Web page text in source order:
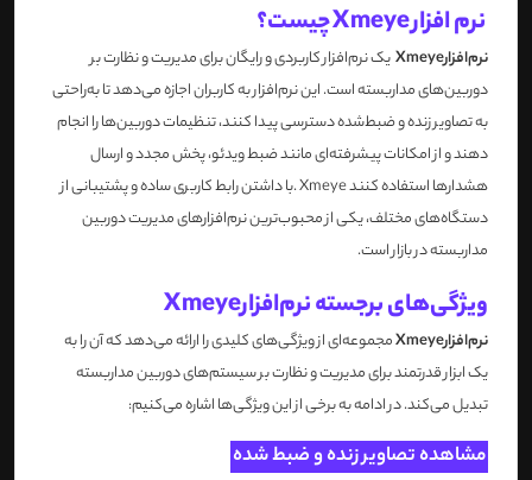
Xmeye چیست؟
نرم‌افزارXmeyeیک نرم‌افزار کاربردی و رایگان برای مدیریت و نظارت بر
دوربین‌های مداربسته است. این نرم‌افزار به کاربران اجازه می‌دهد تا به‌راحتی
به تصاویر زنده و ضبط‌شده دسترسی پیدا کنند، تنظیمات دوربین‌ها را انجام
دهند و از امکانات پیشرفته‌ای مانند ضبط ویدئو، پخش مجدد و ارسال
هشدارها استفاده کنند. Xmeyeبا داشتن رابط کاربری ساده و پشتیبانی از
دستگاه‌های مختلف، یکی از محبوب‌ترین نرم‌افزارهای مدیریت دوربین
مداربسته در بازار است.
ویژگی‌های برجسته نرم‌افزارXmeye
نرم‌افزارXmeyeمجموعه‌ای از ویژگی‌های کلیدی را ارائه می‌دهد که آن را به
یک ابزار قدرتمند برای مدیریت و نظارت بر سیستم‌های دوربین مداربسته
تبدیل می‌کند. در ادامه به برخی از این ویژگی‌ها اشاره می‌کنیم:
مشاهده تصاویر زنده و ضبط‌ شده